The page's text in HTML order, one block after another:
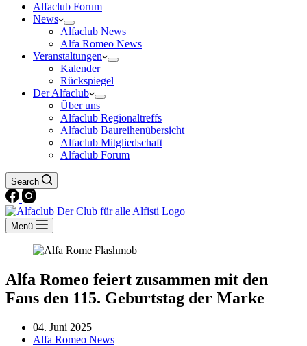
Alfaclub Forum
News
Alfaclub News
Alfa Romeo News
Veranstaltungen
Kalender
Rückspiegel
Der Alfaclub
Über uns
Alfaclub Regionaltreffs
Alfaclub Baureihenübersicht
Alfaclub Mitgliedschaft
Alfaclub Forum
Search
Menü
Alfa Romeo feiert zusammen mit den
Fans den 115. Geburtstag der Marke
04. Juni 2025
Alfa Romeo News